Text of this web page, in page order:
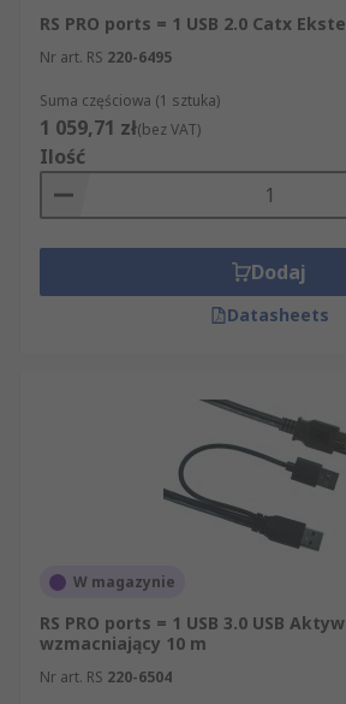
RS PRO ports = 1 USB 2.0 Catx
Nr art. RS 220-6495
Suma częściowa (1 sztuka)
1 059,71 zł(bez VAT)
Ilość
Dodaj
Datasheets
W magazynie
RS PRO ports = 1 USB 3.0 USB
wzmacniający 10 m
Nr art. RS 220-6504